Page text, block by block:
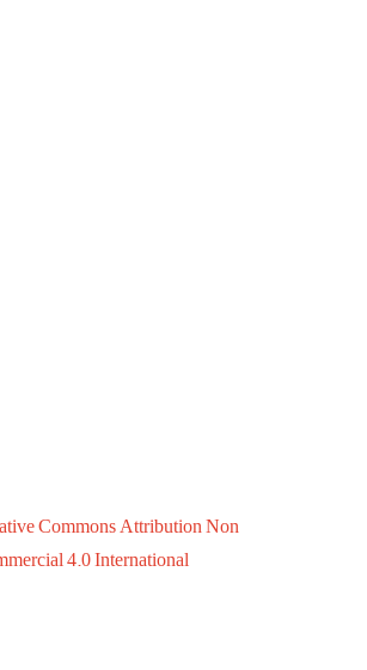
Commons Attribution Non
4.0 International